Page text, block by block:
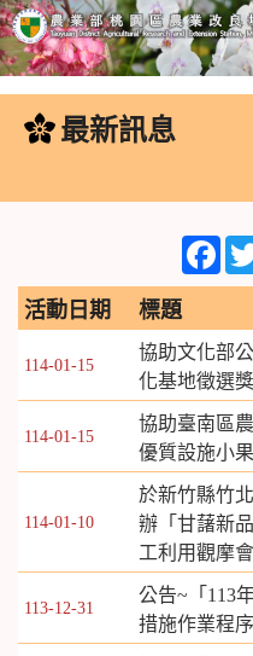
跳
內
最新訊息
活動日期 標題
114-01-15
協助文化部
化基地徵選
114-01-15
協助臺南區
優質設施小
114-01-10
於新竹縣竹
辦「甘藷新
工利用觀摩會
113-12-31
公告~「113
措施作業程